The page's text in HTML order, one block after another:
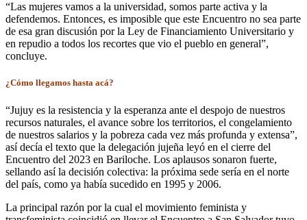
“Las mujeres vamos a la universidad, somos parte activa y la
defendemos. Entonces, es imposible que este Encuentro no sea parte
de esa gran discusión por la Ley de Financiamiento Universitario y
en repudio a todos los recortes que vio el pueblo en general”,
concluye.
¿Cómo llegamos hasta acá?
“Jujuy es la resistencia y la esperanza ante el despojo de nuestros
recursos naturales, el avance sobre los territorios, el congelamiento
de nuestros salarios y la pobreza cada vez más profunda y extensa”,
así decía el texto que la delegación jujeña leyó en el cierre del
Encuentro del 2023 en Bariloche. Los aplausos sonaron fuerte,
sellando así la decisión colectiva: la próxima sede sería en el norte
del país, como ya había sucedido en 1995 y 2006.
La principal razón por la cual el movimiento feminista y